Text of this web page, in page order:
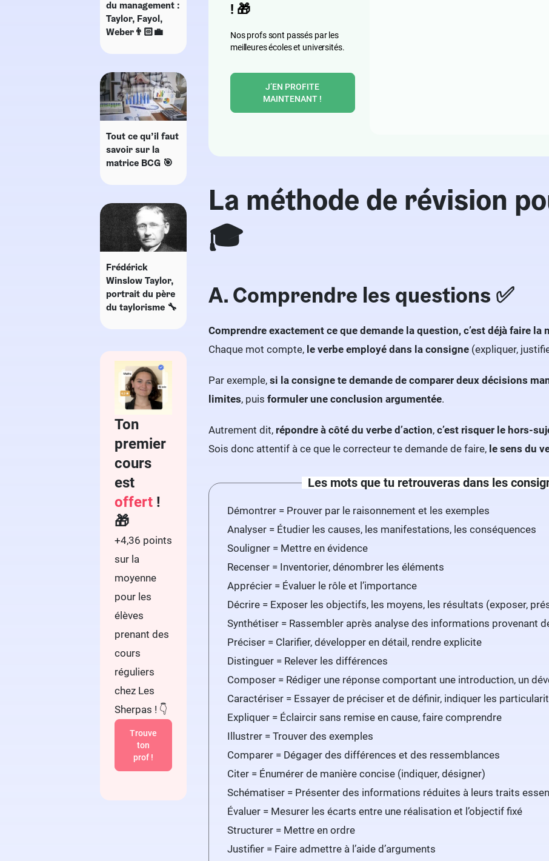
! 🎁
Nos profs sont passés par les
meilleures écoles et universités.
J’EN PROFITE
MAINTENANT !
La méthode de révision
🎓
A. Comprendre les questions ✅
Comprendre exactement ce que demande la question, c’est déjà faire la
Chaque mot compte, le verbe employé dans la consigne (expliquer,
Par exemple, si la consigne te demande de comparer deux décisions
limites, puis formuler une conclusion argumentée.
Autrement dit, répondre à côté du verbe d’action, c’est risquer le hors-
Sois donc attentif à ce que le correcteur te demande de faire, le sens du
Les mots que tu retrouveras dans les
Démontrer = Prouver par le raisonnement et les exemples
Analyser = Étudier les causes, les manifestations, les conséquences
Souligner = Mettre en évidence
Recenser = Inventorier, dénombrer les éléments
Apprécier = Évaluer le rôle et l’importance
Décrire = Exposer les objectifs, les moyens, les résultats (exposer,
Synthétiser = Rassembler après analyse des informations
Préciser = Clarifier, développer en détail, rendre explicite
Distinguer = Relever les différences
Composer = Rédiger une réponse comportant une introduction, un
Caractériser = Essayer de préciser et de définir, indiquer les
Expliquer = Éclaircir sans remise en cause, faire comprendre
Illustrer = Trouver des exemples
Comparer = Dégager des différences et des ressemblances
Citer = Énumérer de manière concise (indiquer, désigner)
Schématiser = Présenter des informations réduites à leurs traits
Évaluer = Mesurer les écarts entre une réalisation et l’objectif fixé
Structurer = Mettre en ordre
Justifier = Faire admettre à l’aide d’arguments
du management :
Taylor, Fayol,
Weber👨🏻‍💼
Tout ce qu’il faut
savoir sur la
matrice BCG 🎯
Frédérick
Winslow Taylor,
portrait du père
du taylorisme 🔧
Ton
premier
cours
est
offert !
🎁
+4,36 points
sur la
moyenne
pour les
élèves
prenant des
cours
réguliers
chez Les
Sherpas ! 👇
Trouve
ton
prof !